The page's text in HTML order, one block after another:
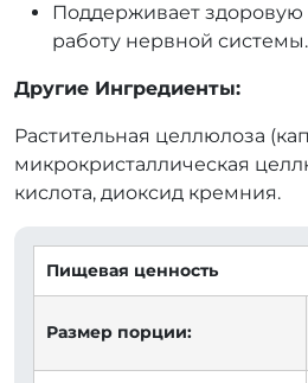
Поддерживает здоровую
работу нервной системы.
Другие Ингредиенты:
Растительная целлюлоза
микрокристаллическая
кислота, диоксид кремния.
Пищевая ценность
Размер порции: